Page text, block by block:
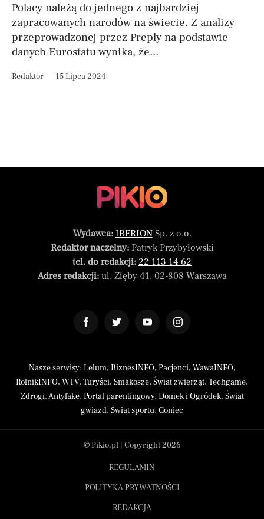
Polacy należą do jednego z najbardziej
zapracowanych narodów na świecie. Z analizy
przeprowadzonej przez Preply na podstawie
danych Eurostatu wynika, że...
Redaktor 15 Lipca 2024
Wydawca: IBERIONSp. z o.o.
Redaktor naczelny:Patryk Przybyłowski
tel. do redakcji: 22 113 14 62
Adres redakcji:ul. Zięby 41, 02-808 Warszawa
Nasze serwisy: Lelum, BiznesINFO, Pacjenci, WawaINFO,
RolnikINFO, WTV, Turyści, Smakosze, Świat zwierząt, Techgame,
Zdrogi,Antyfake, Portal parentingowy, Domek i Ogródek, Świat
gwiazd, Świat sportu, Goniec
© Pikio.pl | Copyright 2026
REGULAMIN
POLITYKA PRYWATNOŚCI
REDAKCJA